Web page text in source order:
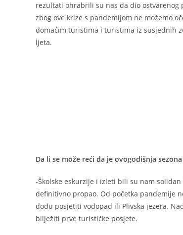
rezultati ohrabrili su nas da dio
zbog ove krize s pandemijom ne možemo
domaćim turistima i turistima iz susjednih
ljeta.
Da li se može reći da je ovogodišnja
-Školske eskurzije i izleti bili su nam
definitivno propao. Od početka pandemije
dođu posjetiti vodopad ili Plivska jezera.
bilježiti prve turističke posjete.